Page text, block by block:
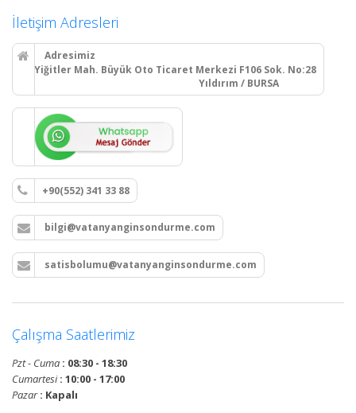
İletişim Adresleri
Adresimiz
Yiğitler Mah. Büyük Oto Ticaret Merkezi F106 Sok. No:28
Yıldırım / BURSA
+90(552) 341 33 88
bilgi@vatanyanginsondurme.com
satisbolumu@vatanyanginsondurme.com
Çalışma Saatlerimiz
Pzt - Cuma : 08:30 - 18:30
Cumartesi: 10:00 - 17:00
Pazar: Kapalı